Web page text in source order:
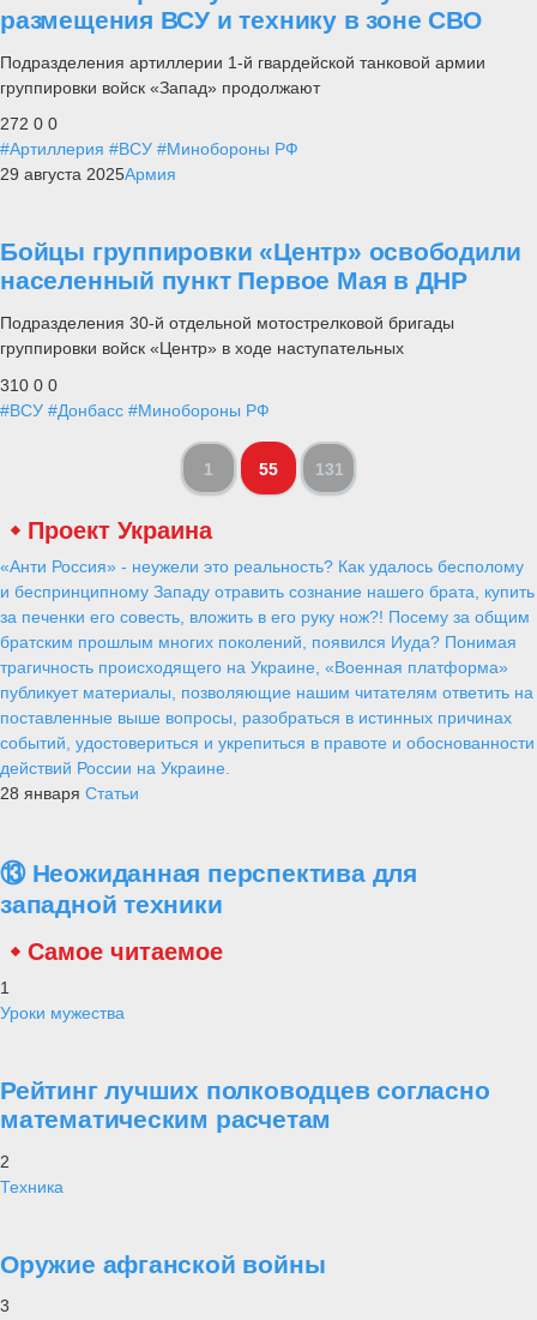
размещения ВСУ и технику в зоне СВО
Подразделения артиллерии 1-й гвардейской танковой армии
группировки войск «Запад» продолжают
272 0 0
#Артиллерия #ВСУ #Минобороны РФ
29 августа 2025Армия
Бойцы группировки «Центр» освободили
населенный пункт Первое Мая в ДНР
Подразделения 30-й отдельной мотострелковой бригады
группировки войск «Центр» в ходе наступательных
310 0 0
#ВСУ #Донбасс #Минобороны РФ
1 55 131
Проект Украина
«Анти Россия» - неужели это реальность? Как удалось бесполому
и беспринципному Западу отравить сознание нашего брата, купить
за печенки его совесть, вложить в его руку нож?! Посему за общим
братским прошлым многих поколений, появился Иуда? Понимая
трагичность происходящего на Украине, «Военная платформа»
публикует материалы, позволяющие нашим читателям ответить на
поставленные выше вопросы, разобраться в истинных причинах
событий, удостовериться и укрепиться в правоте и обоснованности
действий России на Украине.
28 января Статьи
⑬ Неожиданная перспектива для
западной техники
Самое читаемое
1
Уроки мужества
Рейтинг лучших полководцев согласно
математическим расчетам
2
Техника
Оружие афганской войны
3